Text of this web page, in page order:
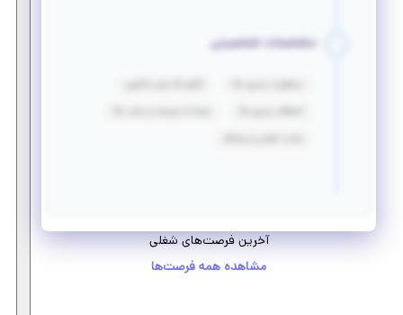
مشخصات شخصیتی
آخرین فرصت‌های شغلی
مشاهده همه فرصت‌ها